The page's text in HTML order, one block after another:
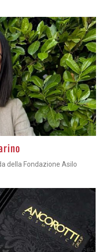
della Fondazione Asilo